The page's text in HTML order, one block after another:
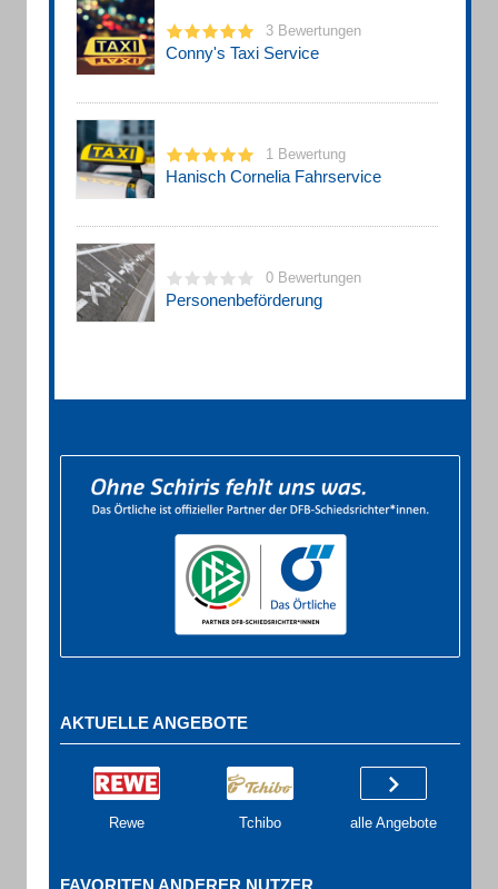
3 Bewertungen
Conny's Taxi Service
1 Bewertung
Hanisch Cornelia Fahrservice
0 Bewertungen
Personenbeförderung
AKTUELLE ANGEBOTE
Rewe Tchibo alle Angebote
FAVORITEN ANDERER NUTZER